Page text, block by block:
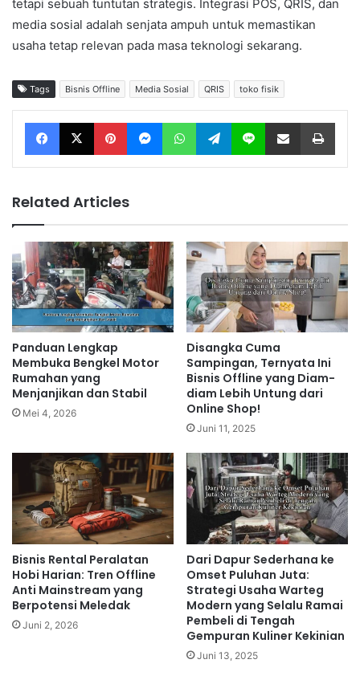
tetapi sebuah tuntutan strategis. Integrasi POS, QRIS, dan
media sosial adalah senjata ampuh untuk memastikan
usaha tetap relevan pada masa teknologi sekarang.
Tags Bisnis Offline Media Sosial QRIS toko fisik
Facebook X Pinterest Messenger WhatsApp Telegram Line Share via Email
Related Articles
Panduan Lengkap
Membuka Bengkel Motor
Rumahan yang
Menjanjikan dan Stabil
Mei 4, 2026
Disangka Cuma
Sampingan, Ternyata Ini
Bisnis Offline yang Diam-
diam Lebih Untung dari
Online Shop!
Juni 11, 2025
Bisnis Rental Peralatan
Hobi Harian: Tren Offline
Anti Mainstream yang
Berpotensi Meledak
Juni 2, 2026
Dari Dapur Sederhana ke
Omset Puluhan Juta:
Strategi Usaha Warteg
Modern yang Selalu Ramai
Pembeli di Tengah
Gempuran Kuliner Kekinian
Juni 13, 2025